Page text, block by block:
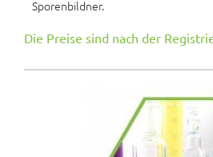
Sporenbildner.
Die Preise sind nach der